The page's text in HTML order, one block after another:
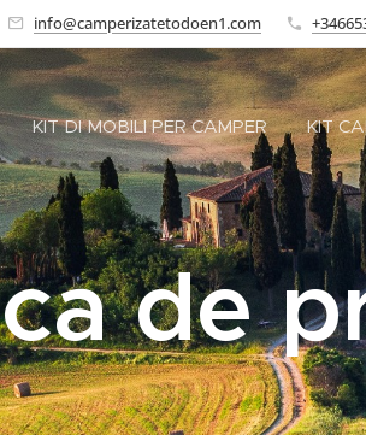
info@camperizatetodoen1.com
KIT DI MOBILI PER CAMPER KIT
de